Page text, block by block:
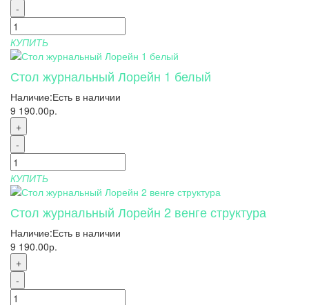
-
КУПИТЬ
Стол журнальный Лорейн 1 белый
Наличие:Есть в наличии
9 190.00р.
+
-
КУПИТЬ
Стол журнальный Лорейн 2 венге структура
Наличие:Есть в наличии
9 190.00р.
+
-